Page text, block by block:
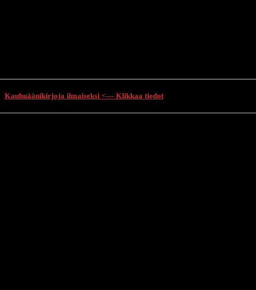
Kauhuäänikirjoja ilmaiseksi <--- Klikkaa tiedot